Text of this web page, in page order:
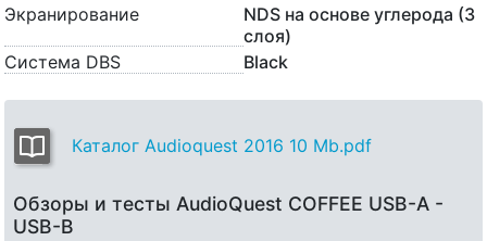
Экранирование
NDS на основе углерода (3
слоя)
Система DBS
Black
Каталог Audioquest 2016 10 Mb.pdf
Обзоры и тесты AudioQuest COFFEE USB-A -
USB-B